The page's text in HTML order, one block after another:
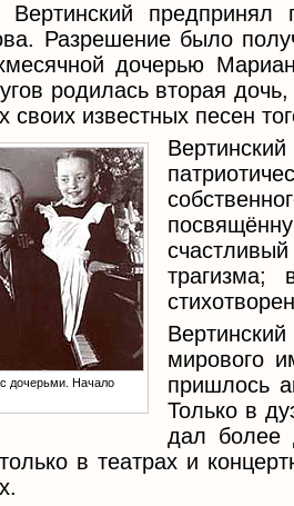
Разрешение было
дочерью
родилась вторая
своих известных песен
дочерьми. Начало
трагизма;
мирового
пришлось
Только в
дал более
в театрах и